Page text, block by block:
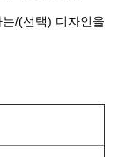
/(선택) 디자인을